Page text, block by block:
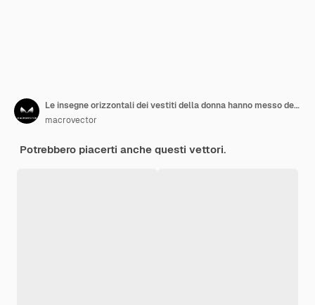
Le insegne orizzontali dei vestiti della donna hanno messo della raccolta negli stili convenzionali e casuali di modo
macrovector
Potrebbero piacerti anche questi vettori.